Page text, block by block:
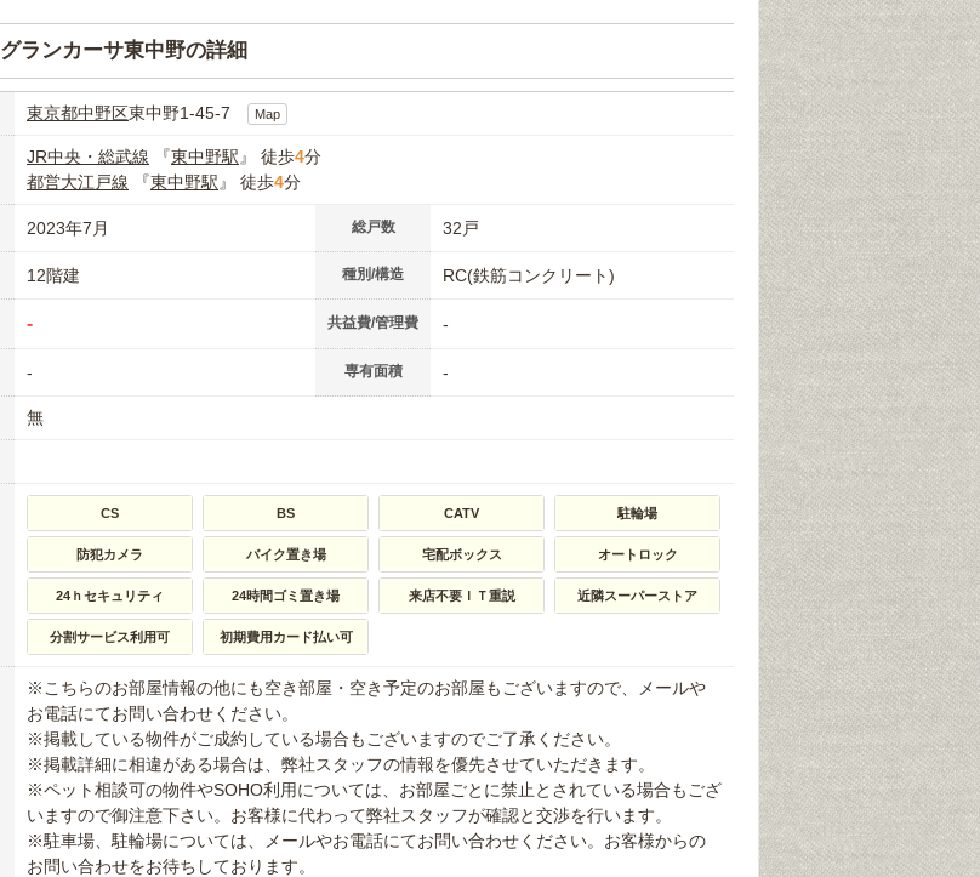
グランカーサ東中野の詳細
東京都中野区東中野1-45-7 Map
JR中央・総武線 『東中野駅 』 徒歩4分
都営大江戸線 『東中野駅 』 徒歩4分
2023年7月 総戸数 32戸
12階建 種別/構造 RC(鉄筋コンクリート)
- 共益費/管理費 -
- 専有面積 -
無
CS BS CATV 駐輪場
防犯カメラ バイク置き場 宅配ボックス オートロック
24ｈセキュリティ 24時間ゴミ置き場 来店不要ＩＴ重説 近隣スーパーストア
分割サービス利用可 初期費用カード払い可
※こちらのお部屋情報の他にも空き部屋・空き予定のお部屋もございますので、メールや
お電話にてお問い合わせください。
※掲載している物件がご成約している場合もございますのでご了承ください。
※掲載詳細に相違がある場合は、弊社スタッフの情報を優先させていただきます。
※ペット相談可の物件やSOHO利用については、お部屋ごとに禁止とされている場合もござ
いますので御注意下さい。お客様に代わって弊社スタッフが確認と交渉を行います。
※駐車場、駐輪場については、メールやお電話にてお問い合わせください。お客様からの
お問い合わせをお待ちしております。